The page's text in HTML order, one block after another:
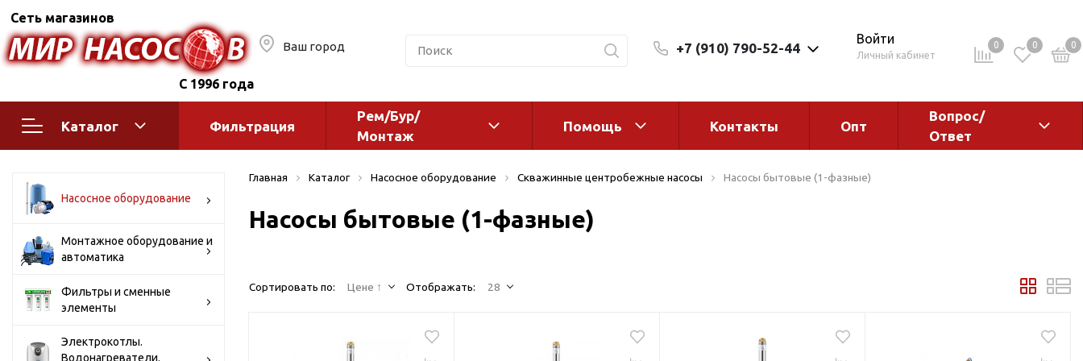
Сеть магазинов
С 1996 года
Ваш город +7 (910) 790-52-44
Войти
Личный кабинет
0 0 0
Каталог
Поверхностные насосы
Бытовые
Горизонтальные
многоступенчатые
многоступенчатые
моноблочные
Полив
водоснабжения
Оголовки и адаптеры
Комплектующие
Магистральные фильтры
Стабилизаторы
Фильтрация
Рем/Бур/
Монтаж
Помощь Контакты Опт
Вопрос/
Ответ
Насосное оборудование
Монтажное оборудование и
автоматика
Фильтры и сменные
элементы
Электрокотлы.
Водонагреватели.
Главная Каталог Насосное оборудование Скважинные центробежные насосы Насосы бытовые (1-фазные)
Насосы бытовые (1-фазные)
Сортировать по: Цене ↑ Отображать: 28